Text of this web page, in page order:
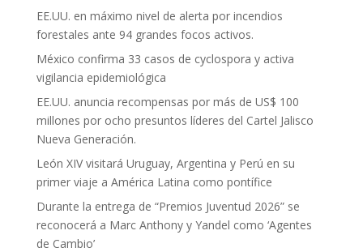
EE.UU. en máximo nivel de alerta por incendios
forestales ante 94 grandes focos activos.
México confirma 33 casos de cyclospora y activa
vigilancia epidemiológica
EE.UU. anuncia recompensas por más de US$ 100
millones por ocho presuntos líderes del Cartel Jalisco
Nueva Generación.
León XIV visitará Uruguay, Argentina y Perú en su
primer viaje a América Latina como pontífice
Durante la entrega de “Premios Juventud 2026” se
reconocerá a Marc Anthony y Yandel como ‘Agentes
de Cambio’